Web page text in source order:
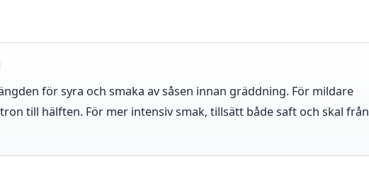
för syra och smaka av såsen innan gräddning. För mildare
till hälften. För mer intensiv smak, tillsätt både saft och skal från